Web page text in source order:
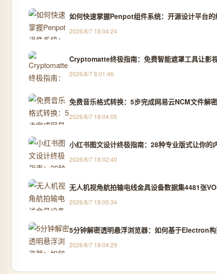
如何快速掌握Penpot组件系统：开源设计平台的
2026/8/7 18:04:24
Cryptomatte终极指南：免费智能遮罩工具让影
2026/8/7 8:01:46
免费音乐格式转换：5步完成网易云NCM文件解
2026/8/7 18:04:05
小红书图文设计终极指南：28种专业版式让你的
2026/8/7 18:02:40
无人机视角航拍输电线金具设备数据集4481张
2026/8/7 18:05:34
5分钟解密透明悬浮浏览器：如何基于Electron
2026/8/7 18:04:29